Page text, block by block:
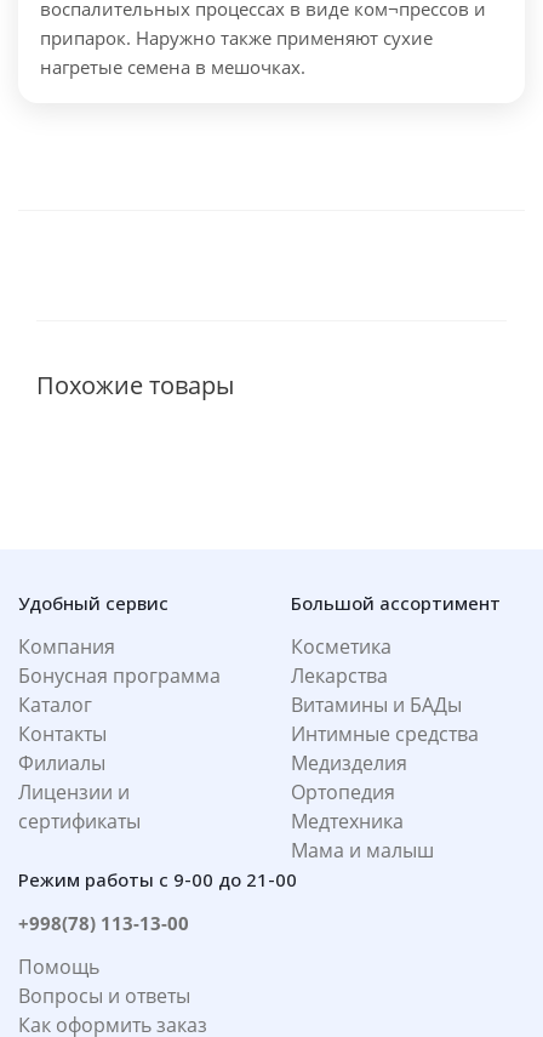
воспалительных процессах в виде ком¬прессов и
припарок. Наружно также применяют сухие
нагретые семена в мешочках.
Похожие товары
Удобный сервис
Компания
Бонусная программа
Каталог
Контакты
Филиалы
Лицензии и
сертификаты
Большой ассортимент
Косметика
Лекарства
Витамины и БАДы
Интимные средства
Медизделия
Ортопедия
Медтехника
Мама и малыш
Режим работы с 9-00 до 21-00
+998(78) 113-13-00
Помощь
Вопросы и ответы
Как оформить заказ